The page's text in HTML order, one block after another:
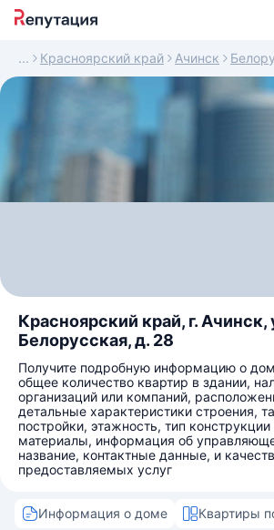
Красноярский край Ачинск
Красноярский край, г. Ачинск,
Белорусская, д. 28
Получите подробную информацию о
общее количество квартир в здании,
организаций или компаний,
детальные характеристики строения,
постройки, этажность, тип
материалы, информация об
название, контактные данные, и
предоставляемых услуг
Информация о доме Квартиры